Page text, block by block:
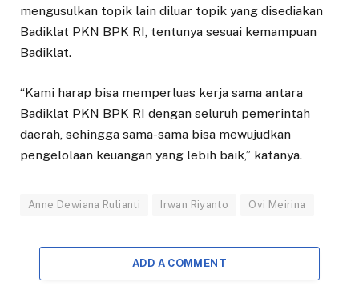
mengusulkan topik lain diluar topik yang disediakan
Badiklat PKN BPK RI, tentunya sesuai kemampuan
Badiklat.
“Kami harap bisa memperluas kerja sama antara
Badiklat PKN BPK RI dengan seluruh pemerintah
daerah, sehingga sama-sama bisa mewujudkan
pengelolaan keuangan yang lebih baik,” katanya.
Anne Dewiana Rulianti Irwan Riyanto Ovi Meirina
ADD A COMMENT